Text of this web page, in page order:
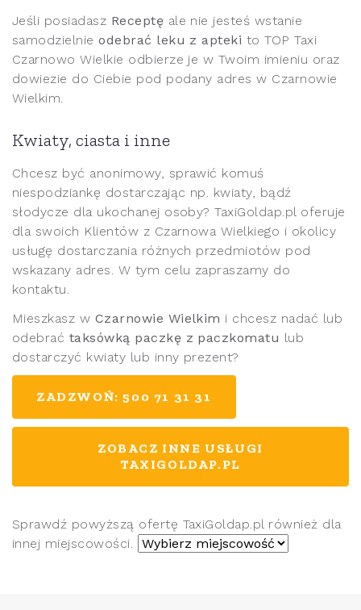
Jeśli posiadasz Receptę ale nie jesteś wstanie
samodzielnieodebrać leku z apteki to TOP Taxi
Czarnowo Wielkie odbierze je w Twoim imieniu oraz
dowiezie do Ciebie pod podany adres w Czarnowie
Wielkim.
Kwiaty, ciasta i inne
Chcesz być anonimowy, sprawić komuś
niespodziankę dostarczając np. kwiaty, bądź
słodycze dla ukochanej osoby? TaxiGoldap.pl oferuje
dla swoich Klientów z Czarnowa Wielkiego i okolicy
usługę dostarczania różnych przedmiotów pod
wskazany adres. W tym celu zapraszamy do
kontaktu.
Mieszkasz w Czarnowie Wielkim i chcesz nadać lub
odebrać taksówką paczkę z paczkomatu lub
dostarczyć kwiaty lub inny prezent?
ZADZWOŃ: 500 71 31 31
ZOBACZ INNE USŁUGI
TAXIGOLDAP.PL
Sprawdź powyższą ofertę TaxiGoldap.pl również dla
innej miejscowości.